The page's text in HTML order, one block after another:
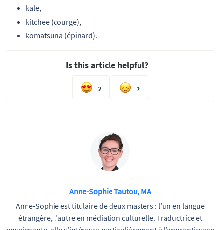
kale,
kitchee (courge),
komatsuna (épinard).
Is this article helpful?
2 2
Anne-Sophie Tautou, MA
Anne-Sophie est titulaire de deux masters : l’un en langue
étrangère, l’autre en médiation culturelle. Traductrice et